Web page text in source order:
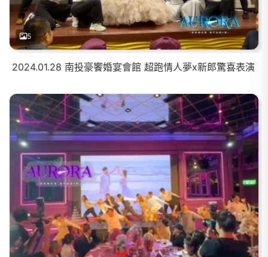
5
2024.01.28 南投豪饗婚宴會館 超跑情人夢x新郎驚喜表演